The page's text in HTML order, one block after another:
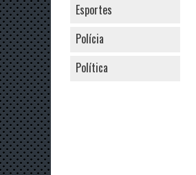
Esportes
Polícia
Política